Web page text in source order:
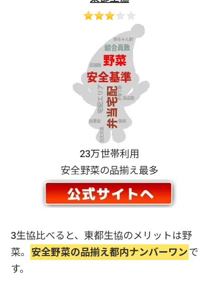
23万世帯利用
安全野菜の品揃え最多
3生協比べると、東都生協のメリットは野
菜。 安全野菜の品揃え都内ナンバーワンで
す。